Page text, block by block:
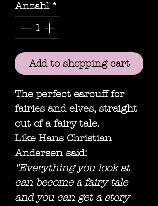
Anzahl *
Add to shopping cart
The perfect earcuff for
fairies and elves, straight
out of a fairy tale.
Like Hans Christian
Andersen said:
"Everything you look at
can become a fairy tale
and you can get a story